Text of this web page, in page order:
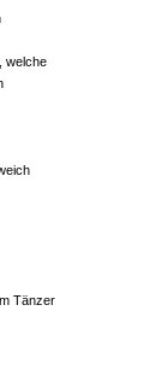
welche
Tänzer